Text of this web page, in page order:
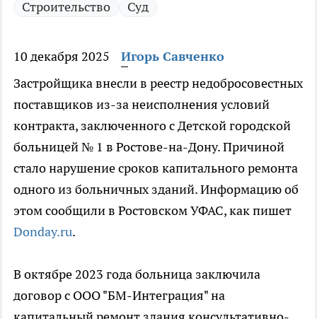
Строительство
Суд
10 декабря 2025
Игорь Савченко
Застройщика внесли в реестр недобросовестных
поставщиков из-за неисполнения условий
контракта, заключенного с Детской городской
больницей № 1 в Ростове-на-Дону. Причиной
стало нарушение сроков капитального ремонта
одного из больничных зданий. Информацию об
этом сообщили в Ростовском УФАС, как пишет
Donday.ru.
В октябре 2023 года больница заключила
договор с ООО "БМ-Интеграция" на